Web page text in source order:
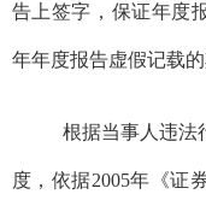
告上签字 ， 保证年度
年年度报告虚假记载的
根据当事人违法
度，依据2005年《证